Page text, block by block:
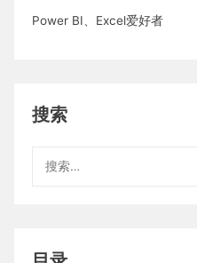
Power BI、Excel爱好者
搜索
索：